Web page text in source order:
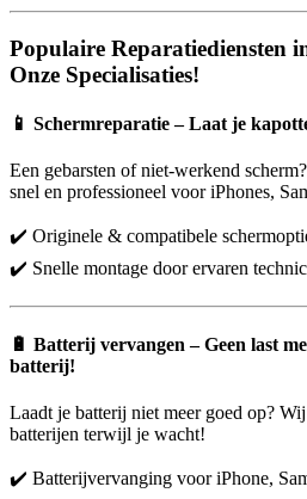
Populaire Reparatiediensten
Onze Specialisaties!
📱 Schermreparatie – Laat je
Een gebarsten of niet-werkend
snel en professioneel voor iPhones,
✔️ Originele & compatibele
✔️ Snelle montage door ervaren
🔋 Batterij vervangen – Geen last
batterij!
Laadt je batterij niet meer goed op?
batterijen terwijl je wacht!
✔️ Batterijvervanging voor iPhone,